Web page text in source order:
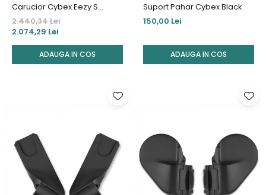
Carucior Cybex Eezy S
Twist+2 Silver/Beach Blue-
RESIGILAT
2.440,34 Lei
2.074,29 Lei
ADAUGA IN COS
Suport Pahar Cybex Black
150,00 Lei
ADAUGA IN COS